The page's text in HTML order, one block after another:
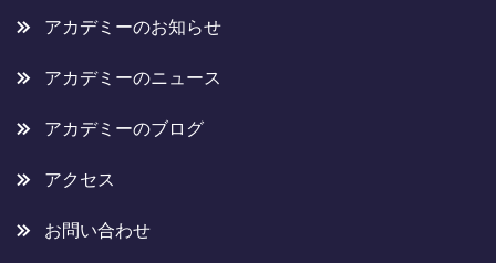
アカデミーのお知らせ
アカデミーのニュース
アカデミーのブログ
アクセス
お問い合わせ